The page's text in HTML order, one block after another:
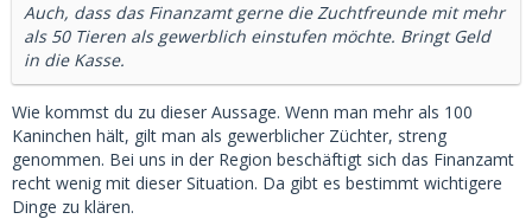
Auch, dass das Finanzamt gerne die Zuchtfreunde mit mehr
als 50 Tieren als gewerblich einstufen möchte. Bringt Geld
in die Kasse.
Wie kommst du zu dieser Aussage. Wenn man mehr als 100
Kaninchen hält, gilt man als gewerblicher Züchter, streng
genommen. Bei uns in der Region beschäftigt sich das Finanzamt
recht wenig mit dieser Situation. Da gibt es bestimmt wichtigere
Dinge zu klären.